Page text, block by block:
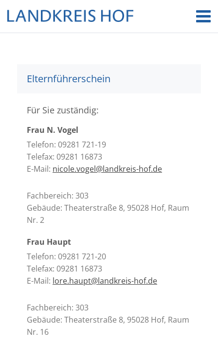
Elternführerschein
Für Sie zuständig:
Frau N. Vogel
Telefon: 09281 721-19
Telefax: 09281 16873
E-Mail: nicole.vogel@landkreis-hof.de
Fachbereich: 303
Gebäude: Theaterstraße 8, 95028 Hof, Raum
Nr. 2
Frau Haupt
Telefon: 09281 721-20
Telefax: 09281 16873
E-Mail: lore.haupt@landkreis-hof.de
Fachbereich: 303
Gebäude: Theaterstraße 8, 95028 Hof, Raum
Nr. 16